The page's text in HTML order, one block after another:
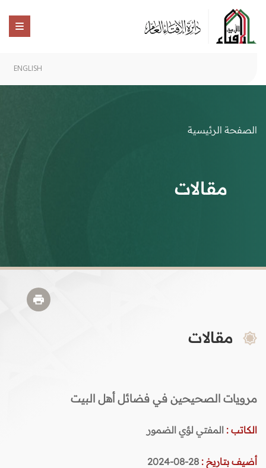
ENGLISH
الصفحة الرئيسية
مقالات
مقالات
مرويات الصحيحين في فضائل أهل البيت
الكاتب : المفتي لؤي الضمور
أضيف بتاريخ : 28-08-2024